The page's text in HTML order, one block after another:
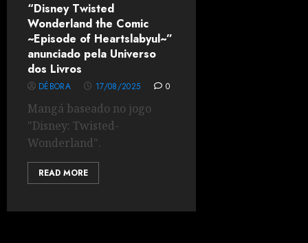
“Disney Twisted
Wonderland the Comic
~Episode of Heartslabyul~”
anunciado pela Universo
dos Livros
DÉBORA 17/08/2025 0
Mangá baseado no jogo
"Disney: Twisted-
Wonderland".
READ MORE